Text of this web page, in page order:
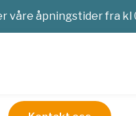
våre åpningstider fra kl